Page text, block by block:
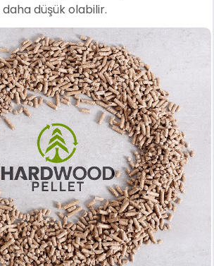
düşük olabilir.